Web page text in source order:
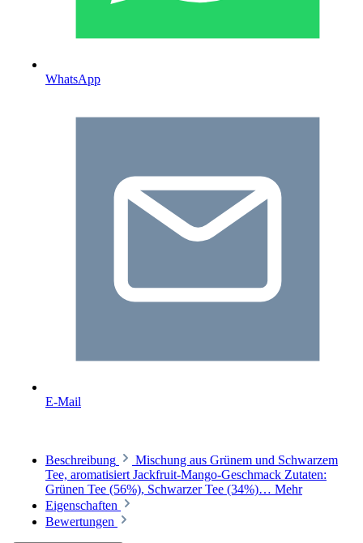
WhatsApp
E-Mail
Beschreibung
Mischung aus Grünem und Schwarzem
Tee, aromatisiert Jackfruit-Mango-Geschmack Zutaten:
Grünen Tee (56%), Schwarzer Tee (34%)… Mehr
Eigenschaften
Bewertungen